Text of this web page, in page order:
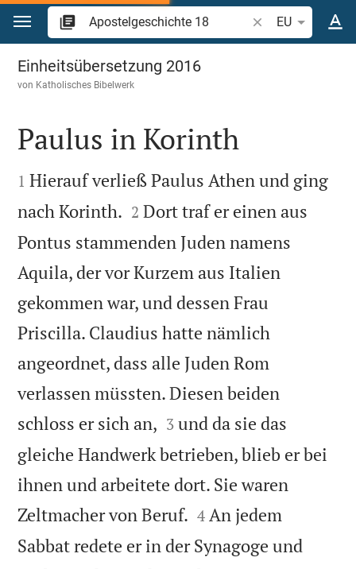
Zum Inhalt springen
Bibelstelle oder
EU
Apostelgeschichte 18
Einheitsübersetzung 2016
von Katholisches Bibelwerk

Paulus in Korinth

1 Hierauf verließ Paulus Athen und ging
nach Korinth. 

2 Dort traf er einen aus
Pontus stammenden Juden namens
Aquila, der vor Kurzem aus Italien
gekommen war, und dessen Frau
Priscilla. Claudius hatte nämlich
angeordnet, dass alle Juden Rom
verlassen müssten. Diesen beiden
schloss er sich an, 

3 und da sie das
gleiche Handwerk betrieben, blieb er bei
ihnen und arbeitete dort. Sie waren
Zeltmacher von Beruf. 

4 An jedem
Sabbat redete er in der Synagoge und